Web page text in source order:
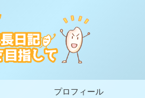
プロフィール